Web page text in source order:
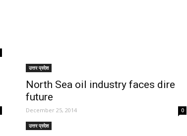
उत्तर प्रदेश
North Sea oil industry faces dire
future
December 25, 2014 0
उत्तर प्रदेश